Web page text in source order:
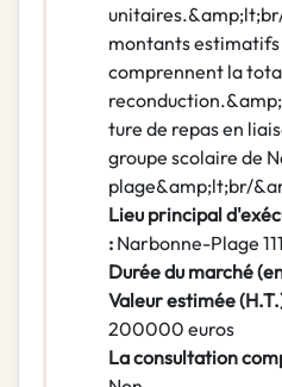
montants
comprennent la
ture de repas en
groupe scolaire de
plage&amp;lt;br/
Lieu principal
: Narbonne-Plage
Durée du marché
Valeur estimée
200000 euros
La consultation